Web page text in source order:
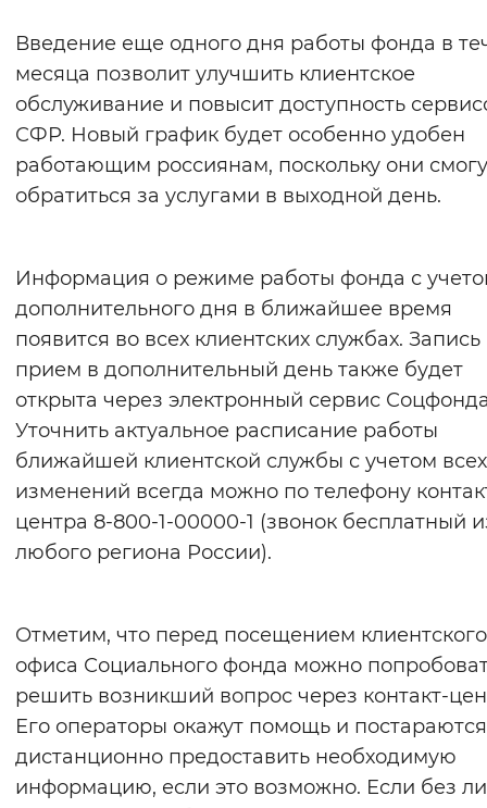
Введение еще одного дня работы фонда в
месяца позволит улучшить клиентское
обслуживание и повысит доступность
СФР. Новый график будет особенно удобен
работающим россиянам, поскольку они
обратиться за услугами в выходной день.
Информация о режиме работы фонда с
дополнительного дня в ближайшее время
появится во всех клиентских службах. Запись
прием в дополнительный день также будет
открыта через электронный сервис
Уточнить актуальное расписание работы
ближайшей клиентской службы с учетом всех
изменений всегда можно по телефону
центра 8-800-1-00000-1 (звонок бесплатный
любого региона России).
Отметим, что перед посещением клиентского
офиса Социального фонда можно
решить возникший вопрос через контакт-
Его операторы окажут помощь и постараются
дистанционно предоставить необходимую
информацию, если это возможно. Если без